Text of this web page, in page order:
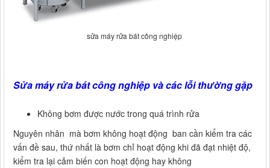
sửa máy rửa bát công nghiệp
Sửa máy rửa bát công nghiệp và các lỗi thường gặp
Không bơm được nước trong quá trình rửa
Nguyên nhân mà bơm không hoạt động ban cần kiểm tra các
vấn đề sau, thứ nhất là bơm chỉ hoạt động khi đã đạt nhiệt độ,
kiểm tra lại cảm biến con hoạt động hay không